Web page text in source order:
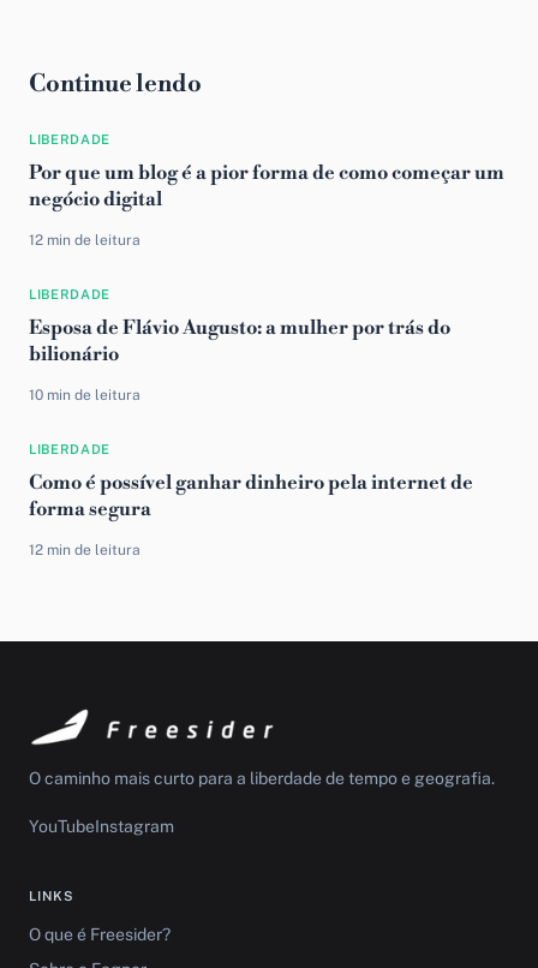
Continue lendo
LIBERDADE
Por que um blog é a pior forma de como começar um
negócio digital
12 min de leitura
LIBERDADE
Esposa de Flávio Augusto: a mulher por trás do
bilionário
10 min de leitura
LIBERDADE
Como é possível ganhar dinheiro pela internet de
forma segura
12 min de leitura
O caminho mais curto para a liberdade de tempo e geografia.
YouTubeInstagram
LINKS
O que é Freesider?